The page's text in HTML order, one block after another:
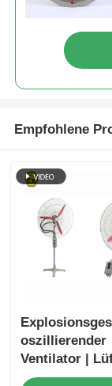
Empfohlene
oszillierender
Ventilator |
den Einsatz in